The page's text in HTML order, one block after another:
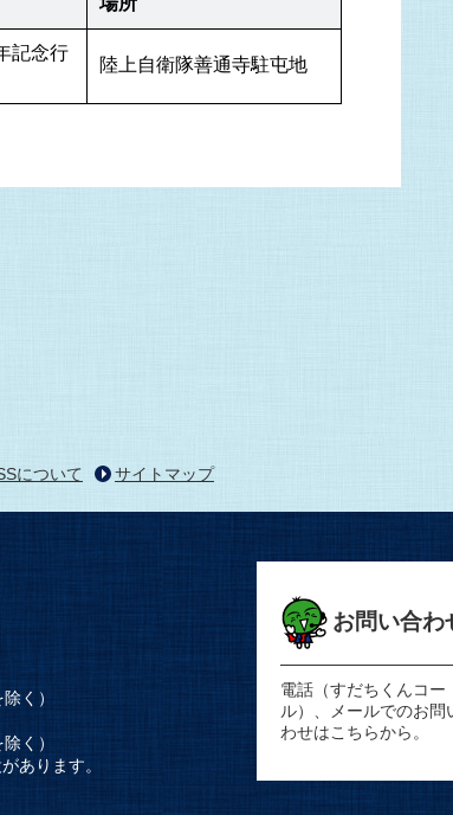
記念行
陸上自衛隊善通寺駐屯地
について サイトマップ
く）
く）
あります。
お問い合わ
電話（すだちくんコー
ル）、メールでのお問
わせはこちらから。